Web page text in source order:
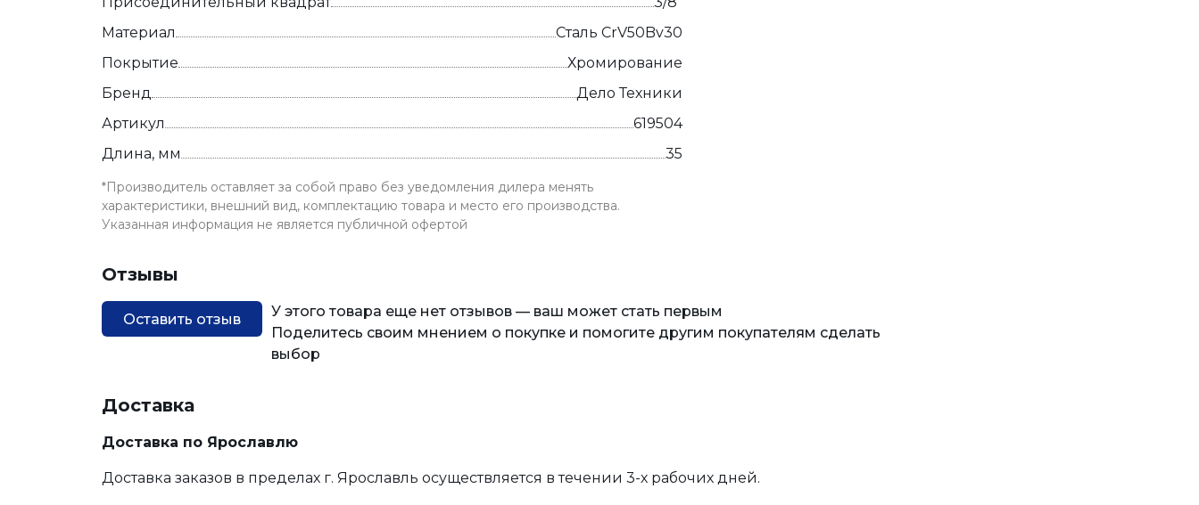
Материал
Сталь CrV50Bv30
Покрытие
Хромирование
Бренд
Дело Техники
Артикул
619504
Длина, мм
35
*Производитель оставляет за собой право без уведомления дилера менять
характеристики, внешний вид, комплектацию товара и место его производства.
Указанная информация не является публичной офертой
Отзывы
Оставить отзыв
У этого товара еще нет отзывов — ваш может стать первым
Поделитесь своим мнением о покупке и помогите другим покупателям сделать
выбор
Доставка
Доставка по Ярославлю
Доставка заказов в пределах г. Ярославль осуществляется в течении 3-х рабочих дней.